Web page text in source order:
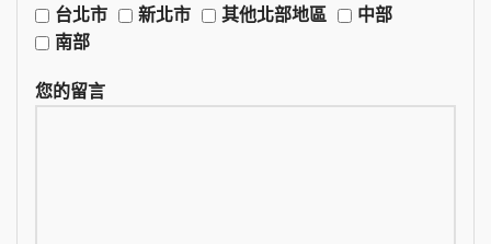
台北市
新北市 其他北部地區
中部
南部
您的留言